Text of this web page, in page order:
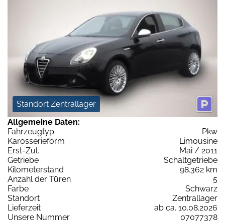
Standort Zentrallager
Allgemeine Daten:
Fahrzeugtyp
Pkw
Karosserieform
Limousine
Erst-Zul.
Mai / 2011
Getriebe
Schaltgetriebe
Kilometerstand
98.362 km
Anzahl der Türen
5
Farbe
Schwarz
Standort
Zentrallager
Lieferzeit
ab ca. 10.08.2026
Unsere Nummer
07077378